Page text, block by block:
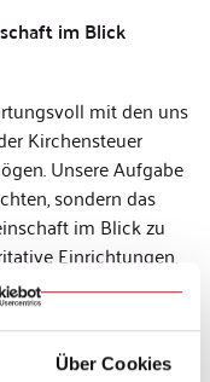
Über Cookies
im Blick
mit den uns
Kirchensteuer
Unsere Aufgabe
sondern das
im Blick zu
Einrichtungen,
in
dieser